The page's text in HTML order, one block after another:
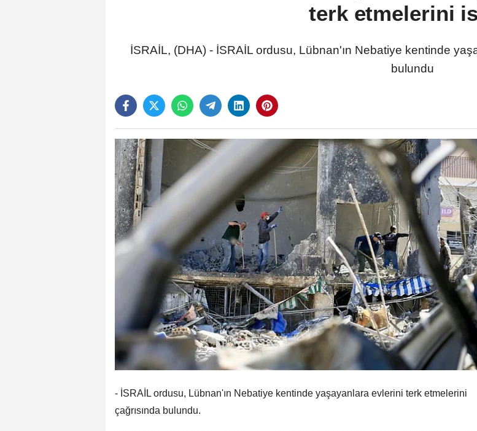
terk etmelerini
İSRAİL, (DHA) - İSRAİL ordusu, Lübnan'ın Nebatiye kentinde
bulundu
- İSRAİL ordusu, Lübnan'ın Nebatiye kentinde yaşayanlara evlerini terk etmelerini
çağrısında bulundu.